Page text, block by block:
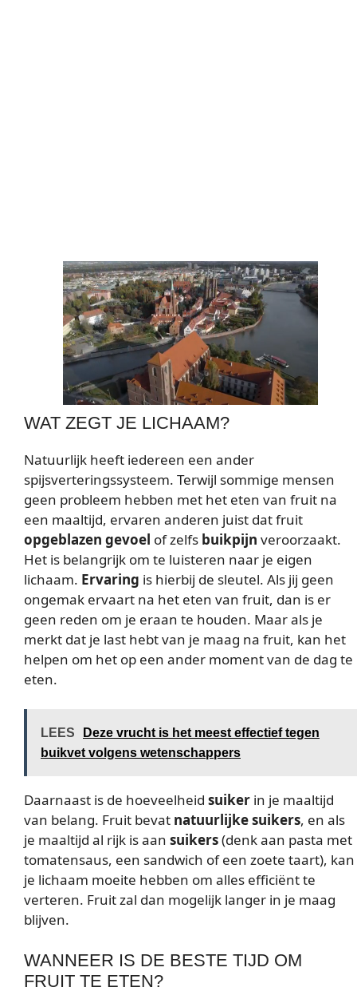
WAT ZEGT JE LICHAAM?
Natuurlijk heeft iedereen een ander
spijsverteringssysteem. Terwijl sommige mensen
geen probleem hebben met het eten van fruit na
een maaltijd, ervaren anderen juist dat fruit
opgeblazen gevoel of zelfs buikpijn veroorzaakt.
Het is belangrijk om te luisteren naar je eigen
lichaam. Ervaring is hierbij de sleutel. Als jij geen
ongemak ervaart na het eten van fruit, dan is er
geen reden om je eraan te houden. Maar als je
merkt dat je last hebt van je maag na fruit, kan het
helpen om het op een ander moment van de dag te
eten.
LEES
Deze vrucht is het meest effectief tegen
buikvet volgens wetenschappers
Daarnaast is de hoeveelheid suiker in je maaltijd
van belang. Fruit bevat natuurlijke suikers, en als
je maaltijd al rijk is aan suikers(denk aan pasta met
tomatensaus, een sandwich of een zoete taart), kan
je lichaam moeite hebben om alles efficiënt te
verteren. Fruit zal dan mogelijk langer in je maag
blijven.
WANNEER IS DE BESTE TIJD OM
FRUIT TE ETEN?